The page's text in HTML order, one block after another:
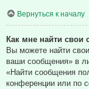
Вернуться к началу
Как мне найти
Вы можете найти
ваши сообщения» в
«Найти сообщения
конференции или по